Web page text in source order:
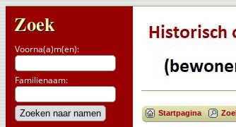
Zoek
Voorna(a)m(en):
Familienaam:
Startpagina